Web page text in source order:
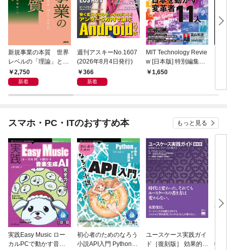
新規事業の本質 世界
レベルの「理論」と
「現場知」で描く全体
地図
2,750
新着
週刊アスキーNo.1607
(2026年8月4日発行)
366
新着
MIT Technology Revie
w [日本版] 特別編集
ポスト都市時代の社会
1,650
スマホ・PC・ITのおすすめ本 もっと見る
実践Easy Music ロー
カルPCで動かす音楽
初心者のためのなろう
小説API入門 Pythonで
ユースケース実践ガイ
ド［復刻版］ 効果的な